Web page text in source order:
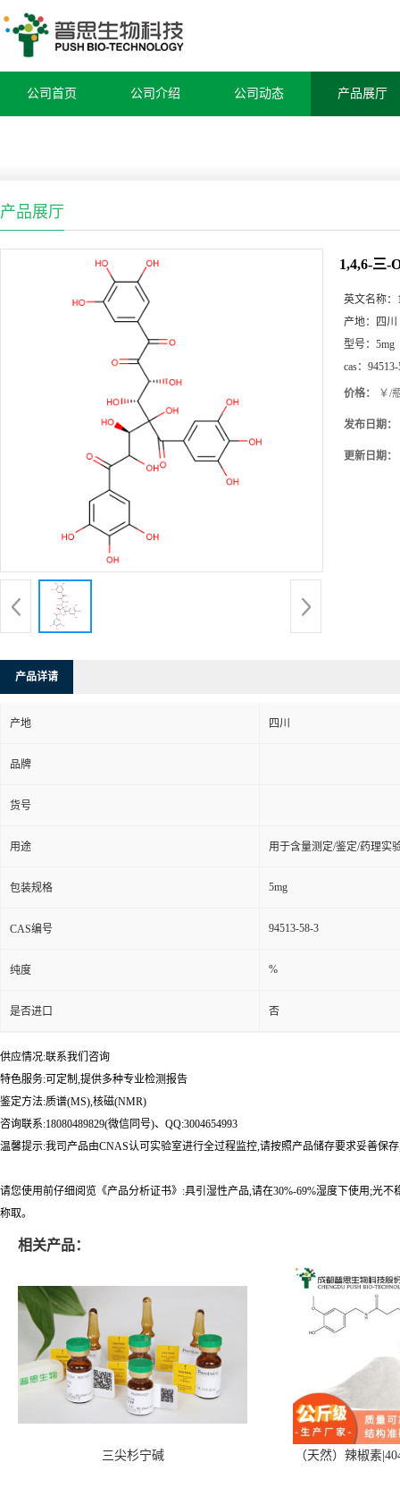
公司首页 公司介绍 公司动态 产品展厅
产品展厅
1,4,6-三-
英文名称：
产地：
四川
型号： 5mg
cas：
价格： ￥/
发布日期：
更新日期：
产品详请
产地 四川
品牌
货号
用途 用于含量测定/鉴定/药理实
包装规格 5mg
CAS编号 94513-58-3
纯度 %
是否进口 否
供应情况:联系我们咨询
特色服务:可定制,提供多种专业检测报告
鉴定方法:质谱(MS),核磁(NMR)
咨询联系:18080489829(微信同号)、QQ:3004654993
温馨提示:我司产品由CNAS认可实验室进行全过程监控,请按照产品储存要求妥善保
请您使用前仔细阅览《产品分析证书》:具引湿性产品,请在30%-69%湿度下使用;光
称取。
相关产品：
三尖杉宁碱 （天然）辣椒素